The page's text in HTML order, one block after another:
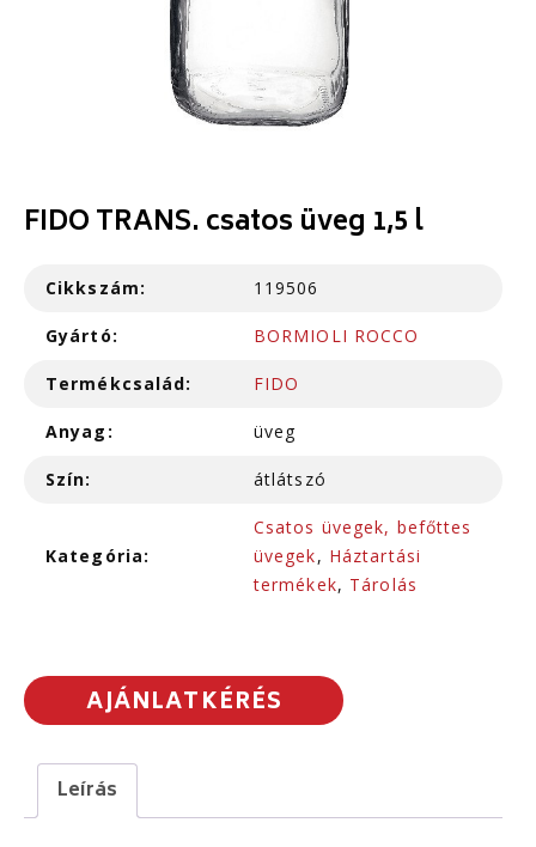
FIDO TRANS. csatos üveg 1,5 l
Cikkszám: 119506
Gyártó: BORMIOLI ROCCO
Termékcsalád: FIDO
Anyag: üveg
Szín: átlátszó
Kategória:
Csatos üvegek, befőttes
üvegek, Háztartási
termékek, Tárolás
AJÁNLATKÉRÉS
Leírás